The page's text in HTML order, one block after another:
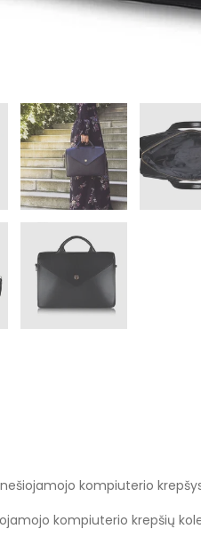
kompiuterio krepšys
kompiuterio krepšių